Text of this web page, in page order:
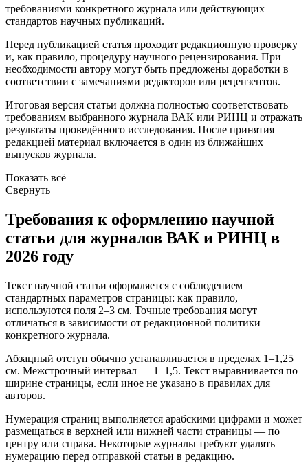
требованиями конкретного журнала или действующих
стандартов научных публикаций.
Перед публикацией статья проходит редакционную проверку
и, как правило, процедуру научного рецензирования. При
необходимости автору могут быть предложены доработки в
соответствии с замечаниями редакторов или рецензентов.
Итоговая версия статьи должна полностью соответствовать
требованиям выбранного журнала ВАК или РИНЦ и отражать
результаты проведённого исследования. После принятия
редакцией материал включается в один из ближайших
выпусков журнала.
Показать всё
Свернуть
Требования к оформлению научной
статьи для журналов ВАК и РИНЦ в
2026 году
Текст научной статьи оформляется с соблюдением
стандартных параметров страницы: как правило,
используются поля 2–3 см. Точные требования могут
отличаться в зависимости от редакционной политики
конкретного журнала.
Абзацный отступ обычно устанавливается в пределах 1–1,25
см. Межстрочный интервал — 1–1,5. Текст выравнивается по
ширине страницы, если иное не указано в правилах для
авторов.
Нумерация страниц выполняется арабскими цифрами и может
размещаться в верхней или нижней части страницы — по
центру или справа. Некоторые журналы требуют удалять
нумерацию перед отправкой статьи в редакцию.